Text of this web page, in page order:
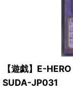
【遊戯】E-
SUDA-JP031